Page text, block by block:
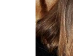
Young adult (SK)